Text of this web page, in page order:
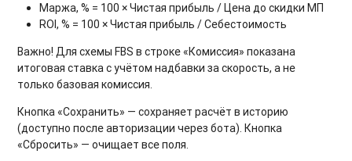
Маржа, % = 100 × Чистая прибыль / Цена до скидки МП
ROI, % = 100 × Чистая прибыль / Себестоимость
Важно! Для схемы FBS в строке «Комиссия» показана
итоговая ставка с учётом надбавки за скорость, а не
только базовая комиссия.
Кнопка «Сохранить» — сохраняет расчёт в историю
(доступно после авторизации через бота). Кнопка
«Сбросить» — очищает все поля.